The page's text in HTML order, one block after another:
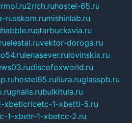
2rich.ruhostel-65.ru
russkom.rumishinlab.ru
habble.rustarbucksvia.ru
elestal.ruvektor-doroga.ru
lenasever.rulovinskix.ru
discofoxworld.ru
hostel65.ruliura.ruglasspb.ru
gnalis.rubulkitula.ru
xbeticricetc-1-xbetti-5.ru
1-xbetr-1-xbetcc-2.ru